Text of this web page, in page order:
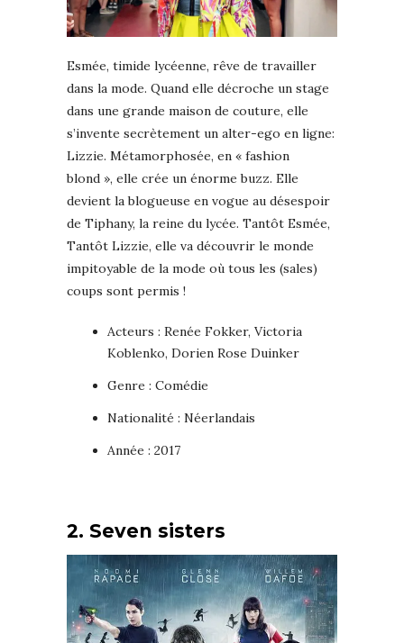
Esmée, timide lycéenne, rêve de travailler
dans la mode. Quand elle décroche un stage
dans une grande maison de couture, elle
s’invente secrètement un alter-ego en ligne:
Lizzie. Métamorphosée, en « fashion
blond », elle crée un énorme buzz. Elle
devient la blogueuse en vogue au désespoir
de Tiphany, la reine du lycée. Tantôt Esmée,
Tantôt Lizzie, elle va découvrir le monde
impitoyable de la mode où tous les (sales)
coups sont permis !
Acteurs : Renée Fokker, Victoria
Koblenko, Dorien Rose Duinker
Genre : Comédie
Nationalité : Néerlandais
Année : 2017
2. Seven sisters